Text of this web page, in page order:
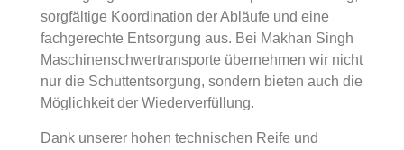
sorgfältige Koordination der Abläufe und eine
fachgerechte Entsorgung aus. Bei Makhan Singh
Maschinenschwertransporte übernehmen wir nicht
nur die Schuttentsorgung, sondern bieten auch die
Möglichkeit der Wiederverfüllung.
Dank unserer hohen technischen Reife und